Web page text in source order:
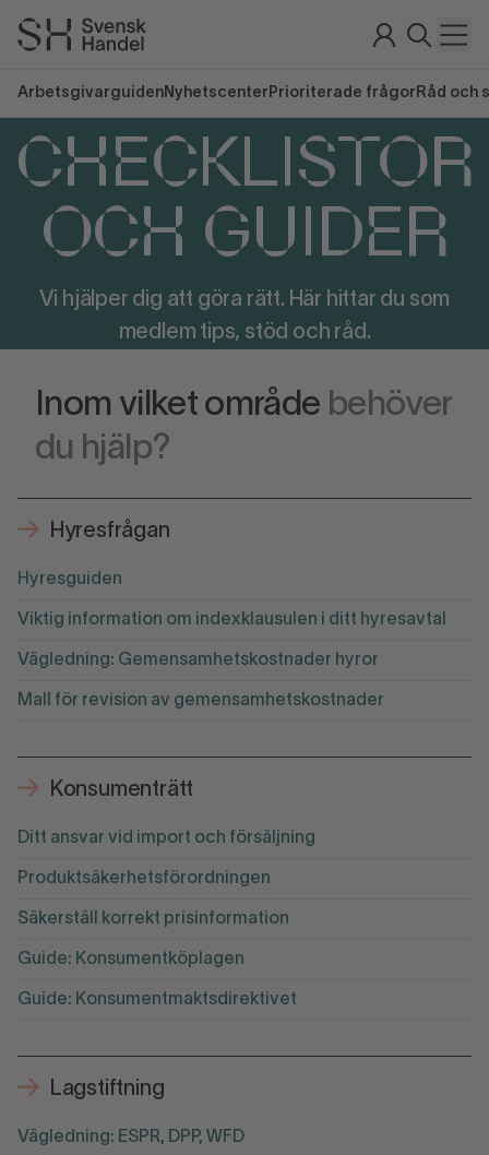
Arbetsgivarguiden Nyhetscenter Prioriterade frågor Råd och
CHECKLISTOR
OCH GUIDER
Vi hjälper dig att göra rätt. Här hittar du som
medlem tips, stöd och råd.
Inom vilket område behöver
du hjälp?
Hyresfrågan
Hyresguiden
Viktig information om indexklausulen i ditt hyresavtal
Vägledning: Gemensamhetskostnader hyror
Mall för revision av gemensamhetskostnader
Konsumenträtt
Ditt ansvar vid import och försäljning
Produktsäkerhetsförordningen
Säkerställ korrekt prisinformation
Guide: Konsumentköplagen
Guide: Konsumentmaktsdirektivet
Lagstiftning
Vägledning: ESPR, DPP, WFD